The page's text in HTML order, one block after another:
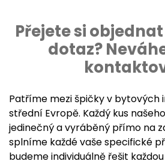
Přejete si
dotaz?
Patříme mezi špičky v bytových
střední Evropě. Každý kus
jedinečný a vyráběný přímo na
splníme každé vaše specifické
budeme individuálně řešit